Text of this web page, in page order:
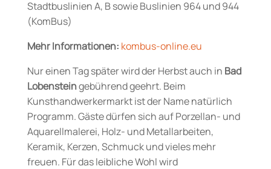
Stadtbuslinien A, B sowie Buslinien 964 und 944
(KomBus)
Mehr Informationen: kombus-online.eu
Nur einen Tag später wird der Herbst auch in Bad
Lobensteingebührend geehrt. Beim
Kunsthandwerkermarkt ist der Name natürlich
Programm. Gäste dürfen sich auf Porzellan- und
Aquarellmalerei, Holz- und Metallarbeiten,
Keramik, Kerzen, Schmuck und vieles mehr
freuen. Für das leibliche Wohl wird